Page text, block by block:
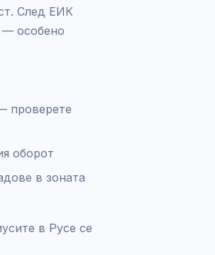
След ЕИК
— особено
проверете
оборот
в зоната
в Русе се